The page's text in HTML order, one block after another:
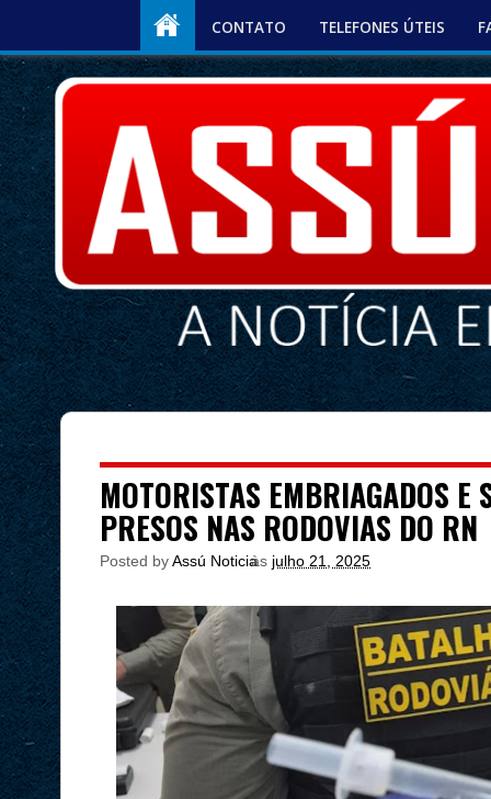
CONTATO TELEFONES ÚTEIS
MOTORISTAS EMBRIAGADOS E
PRESOS NAS RODOVIAS DO RN
Posted byAssú Noticia
às julho 21, 2025